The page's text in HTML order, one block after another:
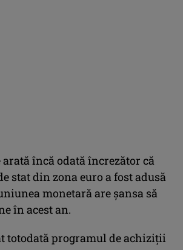
încă odată încrezător că
stat din zona euro a fost adusă
monetară are şansa să
în acest an.
totodată programul de achiziţii